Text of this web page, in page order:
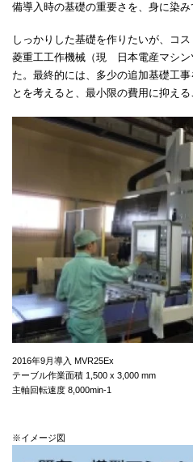
備導入時の基礎の重要さを、身に染み
しっかりした基礎を作りたいが、コ
菱重工工作機械（現 日本電産マシン
た。最終的には、多少の追加基礎工
とを考えると、最小限の費用に抑える
2016年9月導入 MVR25Ex
テーブル作業面積 1,500 x 3,000 mm
主軸回転速度 8,000min-1
※イメージ図